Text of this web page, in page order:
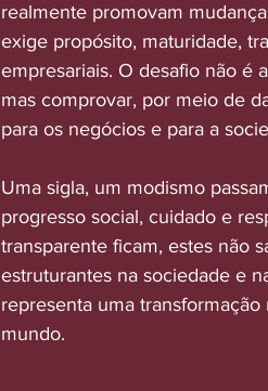
realmente promovam
exige propósito, maturidade,
empresariais. O desafio não é
mas comprovar, por meio de
para os negócios e para a
Uma sigla, um modismo
progresso social, cuidado e
transparente ficam, estes não
estruturantes na sociedade e
representa uma
mundo.